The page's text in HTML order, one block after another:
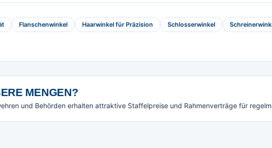
Flanschenwinkel Haarwinkel für Präzision Schlosserwinkel
MENGEN?
und Behörden erhalten attraktive Staffelpreise und Rahmenverträge für